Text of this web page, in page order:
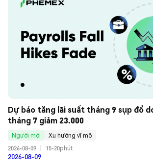
Dự báo tăng lãi suất tháng 9 sụp đổ
tháng 7 giảm 23.000
Người mới
Xu hướng vĩ mô
2026-08-09
15-20phút
2026-08-09